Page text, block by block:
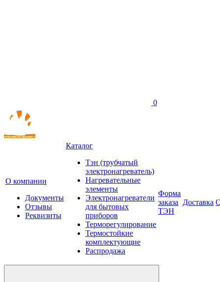
0
О компании
Документы
Отзывы
Реквизиты
Каталог
Тэн (трубчатый
электронагреватель)
Нагревательные
элементы
Электронагреватели
для бытовых
приборов
Терморегулирование
Термостойкие
комплектующие
Распродажа
Форма
заказа
ТЭН
Доставка